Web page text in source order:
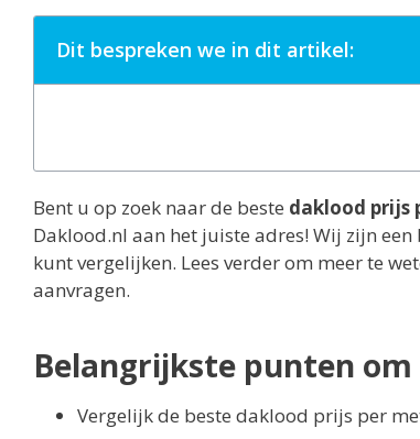
Dit bespreken we in dit artikel:
Bent u op zoek naar de beste daklood prijs
Daklood.nl aan het juiste adres! Wij zijn
kunt vergelijken. Lees verder om meer te
aanvragen.
Belangrijkste punten
Vergelijk de beste daklood prijs per